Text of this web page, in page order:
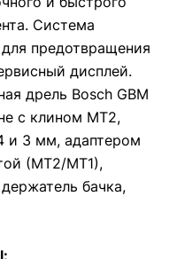
Система
предотвращения
дисплей.
дрель Bosch GBM
с клином МТ2,
и 3 мм, адаптером
(МТ2/МТ1),
бачка,